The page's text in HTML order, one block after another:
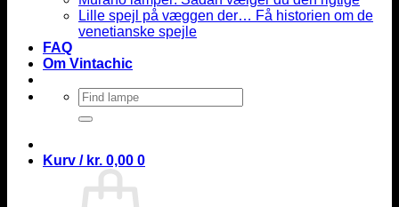
Lille spejl på væggen der… Få historien om de
venetianske spejle
FAQ
Om Vintachic
Søg
efter:
Kurv / kr. 0,00 0